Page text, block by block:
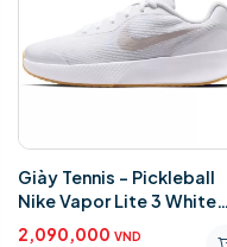
Giày Tennis - Pickleball
Nike Vapor Lite 3 White
FZ2156-103
2,090,000 VND